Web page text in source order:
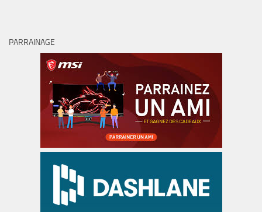
PARRAINAGE